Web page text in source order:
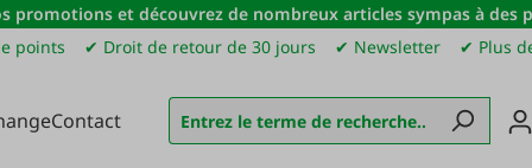
promotions et découvrez de nombreux articles sympas à des
points ✔ Droit de retour de 30 jours ✔ Newsletter ✔ Plus
Contact